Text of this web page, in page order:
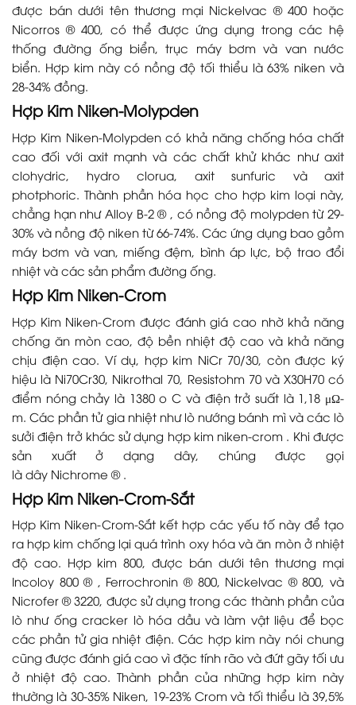
được bán dưới tên thương mại Nickelvac ® 400 hoặc
Nicorros ® 400, có thể được ứng dụng trong các hệ
thống đường ống biển, trục máy bơm và van nước
biển. Hợp kim này có nồng độ tối thiểu là 63% niken và
28-34% đồng.
Hợp Kim Niken-Molypden
Hợp Kim Niken-Molypden có khả năng chống hóa chất
cao đối với axit mạnh và các chất khử khác như axit
clohydric, hydro clorua, axit sunfuric và axit
photphoric. Thành phần hóa học cho hợp kim loại này,
chẳng hạn như Alloy B-2 ® , có nồng độ molypden từ 29-
30% và nồng độ niken từ 66-74%. Các ứng dụng bao gồm
máy bơm và van, miếng đệm, bình áp lực, bộ trao đổi
nhiệt và các sản phẩm đường ống.
Hợp Kim Niken-Crom
Hợp Kim Niken-Crom được đánh giá cao nhờ khả năng
chống ăn mòn cao, độ bền nhiệt độ cao và khả năng
chịu điện cao. Ví dụ, hợp kim NiCr 70/30, còn được ký
hiệu là Ni70Cr30, Nikrothal 70, Resistohm 70 và X30H70 có
điểm nóng chảy là 1380 o C và điện trở suất là 1,18 μΩ-
m. Các phần tử gia nhiệt như lò nướng bánh mì và các lò
sưởi điện trở khác sử dụng hợp kim niken-crom . Khi được
sản xuất ở dạng dây, chúng được gọi
là dây Nichrome ® .
Hợp Kim Niken-Crom-Sắt
Hợp Kim Niken-Crom-Sắt kết hợp các yếu tố này để tạo
ra hợp kim chống lại quá trình oxy hóa và ăn mòn ở nhiệt
độ cao. Hợp kim 800, được bán dưới tên thương mại
Incoloy 800 ® , Ferrochronin ® 800, Nickelvac ® 800, và
Nicrofer ® 3220, được sử dụng trong các thành phần của
lò như ống cracker lò hóa dầu và làm vật liệu để bọc
các phần tử gia nhiệt điện. Các hợp kim này nói chung
cũng được đánh giá cao vì đặc tính rão và đứt gãy tối ưu
ở nhiệt độ cao. Thành phần của những hợp kim này
thường là 30-35% Niken, 19-23% Crom và tối thiểu là 39,5%